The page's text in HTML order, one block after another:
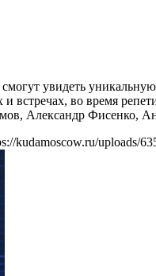
увидеть
встречах, во время
Александр Фисенко,
kudamoscow.ru/uploads/